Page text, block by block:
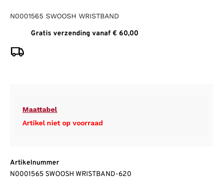
N0001565 SWOOSH WRISTBAND
Gratis verzending vanaf € 60,00
Maattabel
Artikel niet op voorraad
Artikelnummer
N0001565 SWOOSH WRISTBAND-620